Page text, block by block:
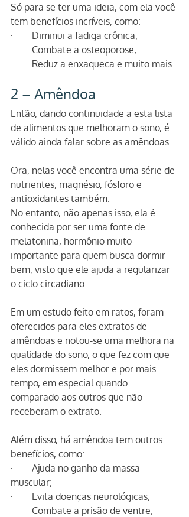
Só para se ter uma ideia, com ela você
tem benefícios incríveis, como:
·        Diminui a fadiga crônica;
·        Combate a osteoporose;
·        Reduz a enxaqueca e muito mais.
2 – Amêndoa
Então, dando continuidade a esta lista
de alimentos que melhoram o sono, é
válido ainda falar sobre as amêndoas.
Ora, nelas você encontra uma série de
nutrientes, magnésio, fósforo e
antioxidantes também.
No entanto, não apenas isso, ela é
conhecida por ser uma fonte de
melatonina, hormônio muito
importante para quem busca dormir
bem, visto que ele ajuda a regularizar
o ciclo circadiano.
Em um estudo feito em ratos, foram
oferecidos para eles extratos de
amêndoas e notou-se uma melhora na
qualidade do sono, o que fez com que
eles dormissem melhor e por mais
tempo, em especial quando
comparado aos outros que não
receberam o extrato.
Além disso, há amêndoa tem outros
benefícios, como:
·        Ajuda no ganho da massa
muscular;
·        Evita doenças neurológicas;
·        Combate a prisão de ventre;